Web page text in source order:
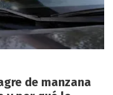
de manzana